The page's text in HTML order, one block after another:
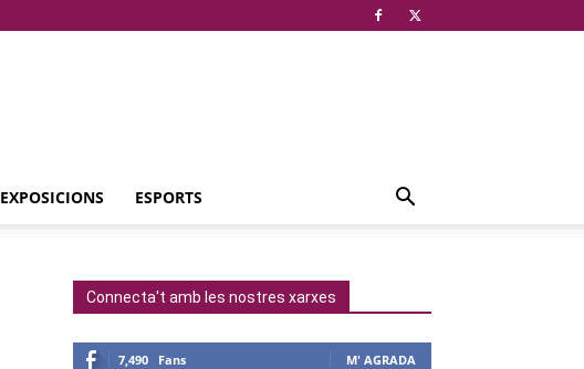
EXPOSICIONS ESPORTS
Connecta't amb les nostres xarxes
7,490 Fans M' AGRADA